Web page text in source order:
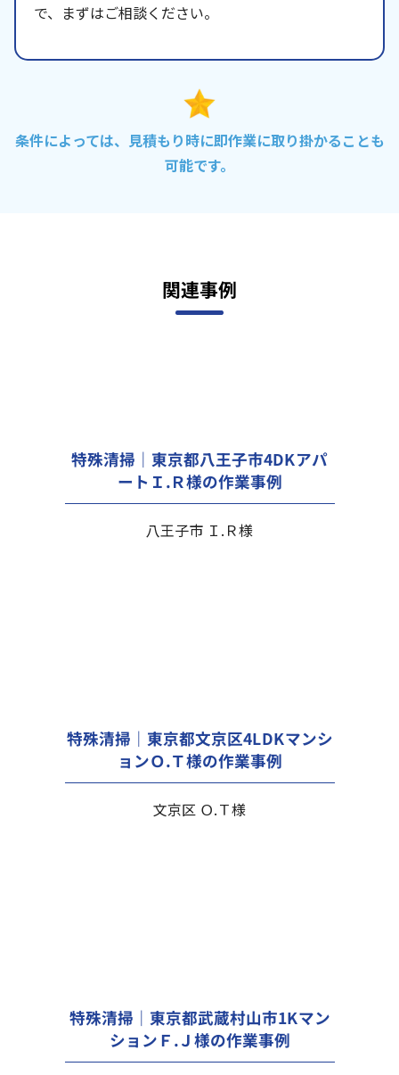
で、まずはご相談ください。
条件によっては、見積もり時に即作業に取り掛かることも
可能です。
関連事例
特殊清掃｜東京都八王子市4DKアパ
ートＩ.Ｒ様の作業事例
八王子市 Ｉ.Ｒ様
特殊清掃｜東京都文京区4LDKマンシ
ョンＯ.Ｔ様の作業事例
文京区 Ｏ.Ｔ様
特殊清掃｜東京都武蔵村山市1Kマン
ションＦ.Ｊ様の作業事例